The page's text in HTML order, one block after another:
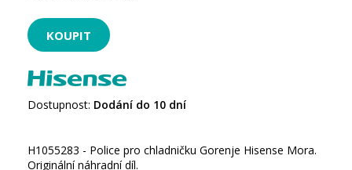
Dostupnost: Dodání do 10 dní
H1055283 - Police pro chladničku Gorenje Hisense Mora.
Originální náhradní díl.